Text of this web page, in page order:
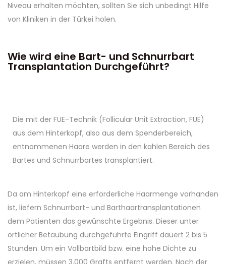
Niveau erhalten möchten, sollten Sie sich unbedingt Hilfe
von Kliniken in der Türkei holen.
Wie wird eine Bart- und Schnurrbart
Transplantation Durchgeführt?​
Die mit der FUE-Technik (Follicular Unit Extraction, FUE)
aus dem Hinterkopf, also aus dem Spenderbereich,
entnommenen Haare werden in den kahlen Bereich des
Bartes und Schnurrbartes transplantiert.
Da am Hinterkopf eine erforderliche Haarmenge vorhanden
ist, liefern Schnurrbart- und Barthaartransplantationen
dem Patienten das gewünschte Ergebnis. Dieser unter
örtlicher Betäubung durchgeführte Eingriff dauert 2 bis 5
Stunden. Um ein Vollbartbild bzw. eine hohe Dichte zu